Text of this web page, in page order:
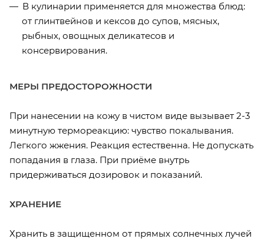
В кулинарии применяется для множества блюд:
от глинтвейнов и кексов до супов, мясных,
рыбных, овощных деликатесов и
консервирования.
МЕРЫ ПРЕДОСТОРОЖНОСТИ
При нанесении на кожу в чистом виде вызывает 2-3
минутную термореакцию: чувство покалывания.
Легкого жжения. Реакция естественна. Не допускать
попадания в глаза. При приёме внутрь
придерживаться дозировок и показаний.
ХРАНЕНИЕ
Хранить в защищенном от прямых солнечных лучей